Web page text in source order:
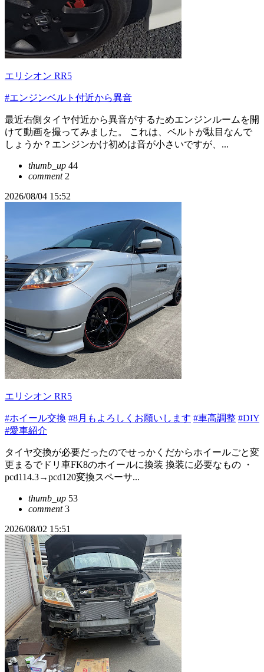
エリシオン RR5
#エンジンベルト付近から異音
最近右側タイヤ付近から異音がするためエンジンルームを開
けて動画を撮ってみました。 これは、ベルトが駄目なんで
しょうか？エンジンかけ初めは音が小さいですが、...
thumb_up 44
comment2
2026/08/04 15:52
エリシオン RR5
#ホイール交換 #8月もよろしくお願いします #車高調整 #DIY
#愛車紹介
タイヤ交換が必要だったのでせっかくだからホイールごと変
更まるでドリ車FK8のホイールに換装 換装に必要なもの ・
pcd114.3→pcd120変換スペーサ...
thumb_up 53
comment3
2026/08/02 15:51